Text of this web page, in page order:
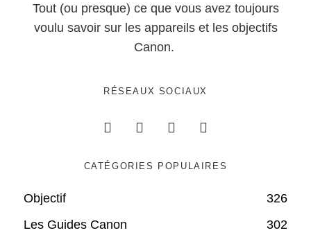
Tout (ou presque) ce que vous avez toujours
voulu savoir sur les appareils et les objectifs
Canon.
RÉSEAUX SOCIAUX
CATÉGORIES POPULAIRES
Objectif
326
Les Guides Canon
302